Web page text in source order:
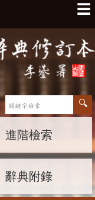
☰
進階檢索
辭典附錄